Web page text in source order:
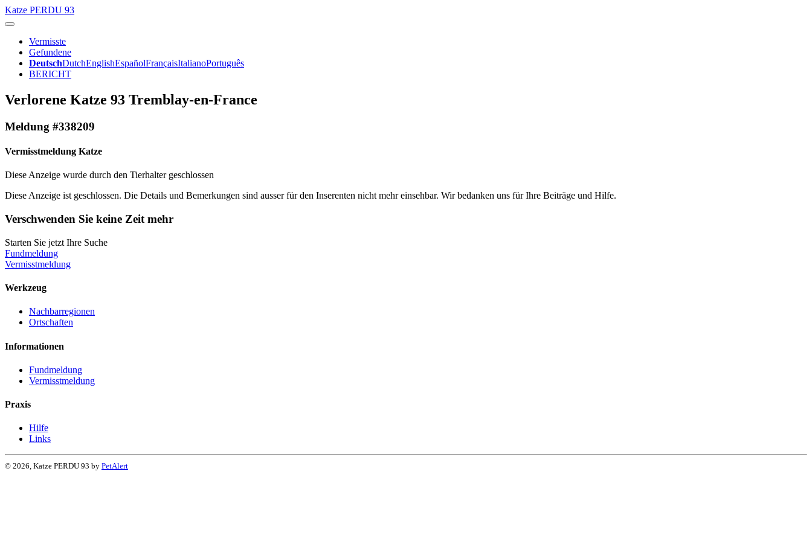
Katze PERDU 93
Vermisste
Gefundene
DeutschDutchEnglishEspañolFrançaisItalianoPortuguês
BERICHT
Verlorene Katze 93 Tremblay-en-France
Meldung #338209
Vermisstmeldung Katze
Diese Anzeige wurde durch den Tierhalter geschlossen
Diese Anzeige ist geschlossen. Die Details und Bemerkungen sind ausser für den Inserenten nicht mehr einsehbar. Wir bedanken uns für Ihre Beiträge und Hilfe.
Verschwenden Sie keine Zeit mehr
Starten Sie jetzt Ihre Suche
Fundmeldung
Vermisstmeldung
Werkzeug
Nachbarregionen
Ortschaften
Informationen
Fundmeldung
Vermisstmeldung
Praxis
Hilfe
Links
© 2026, Katze PERDU 93 by PetAlert